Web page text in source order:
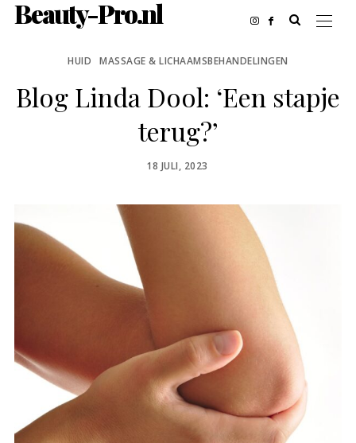
Beauty-Pro.nl
HUID MASSAGE & LICHAAMSBEHANDELINGEN
Blog Linda Dool: ‘Een stapje
terug?’
POSTED
18 JULI, 2023